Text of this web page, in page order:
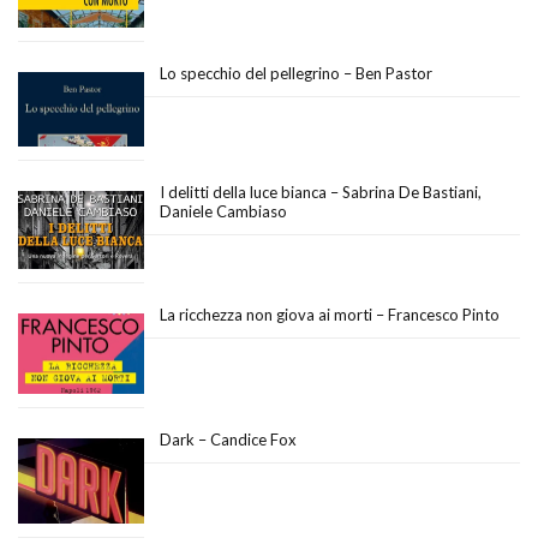
Lo specchio del pellegrino – Ben Pastor
I delitti della luce bianca – Sabrina De Bastiani,
Daniele Cambiaso
La ricchezza non giova ai morti – Francesco Pinto
Dark – Candice Fox